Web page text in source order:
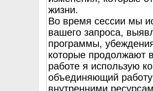
жизни.
Во время сессии мы
вашего запроса,
программы,
которые продолжают
работе я использую
объединяющий
внутренними